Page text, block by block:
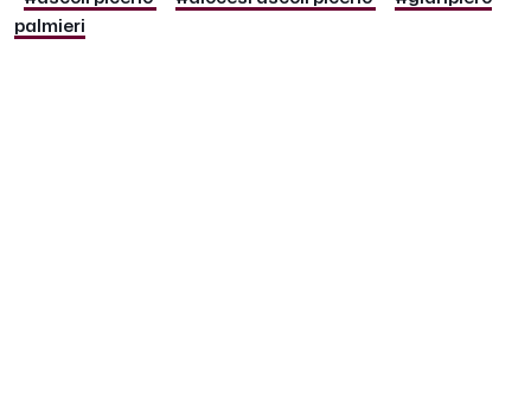
palmieri